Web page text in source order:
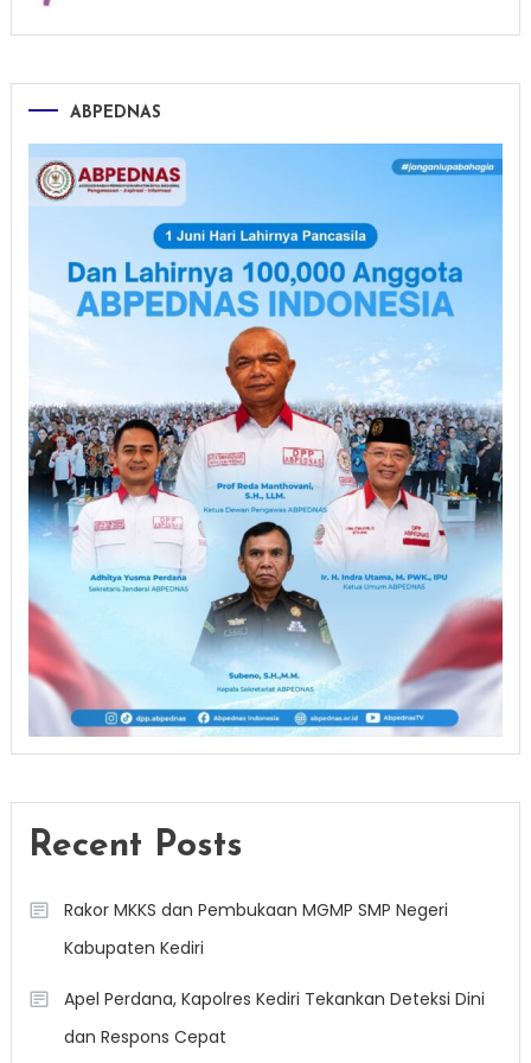
ABPEDNAS
Recent Posts
Rakor MKKS dan Pembukaan MGMP SMP Negeri
Kabupaten Kediri
Apel Perdana, Kapolres Kediri Tekankan Deteksi Dini
dan Respons Cepat